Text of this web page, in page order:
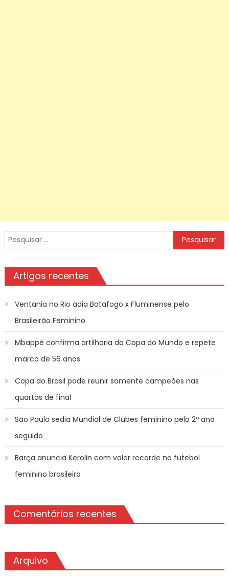
Pesquisar
por:
Artigos recentes
Ventania no Rio adia Botafogo x Fluminense pelo
Brasileirão Feminino
Mbappé confirma artilharia da Copa do Mundo e repete
marca de 56 anos
Copa do Brasil pode reunir somente campeões nas
quartas de final
São Paulo sedia Mundial de Clubes feminino pelo 2º ano
seguido
Barça anuncia Kerolin com valor recorde no futebol
feminino brasileiro
Comentários recentes
Arquivo